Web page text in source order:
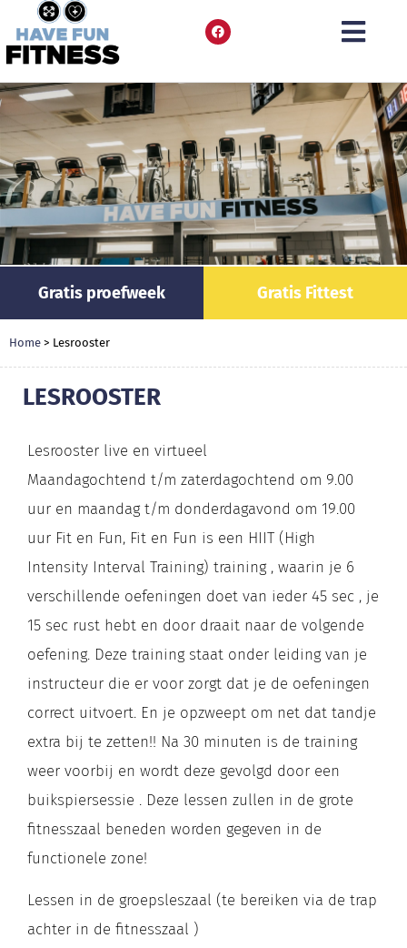
Gratis proefweek Gratis Fittest
Home > Lesrooster
LESROOSTER
Lesrooster live en virtueel
Maandagochtend t/m zaterdagochtend om 9.00
uur en maandag t/m donderdagavond om 19.00
uur Fit en Fun, Fit en Fun is een HIIT (High
Intensity Interval Training) training , waarin je 6
verschillende oefeningen doet van ieder 45 sec , je
15 sec rust hebt en door draait naar de volgende
oefening. Deze training staat onder leiding van je
instructeur die er voor zorgt dat je de oefeningen
correct uitvoert. En je opzweept om net dat tandje
extra bij te zetten!! Na 30 minuten is de training
weer voorbij en wordt deze gevolgd door een
buikspiersessie . Deze lessen zullen in de grote
fitnesszaal beneden worden gegeven in de
functionele zone!
Lessen in de groepsleszaal (te bereiken via de trap
achter in de fitnesszaal )